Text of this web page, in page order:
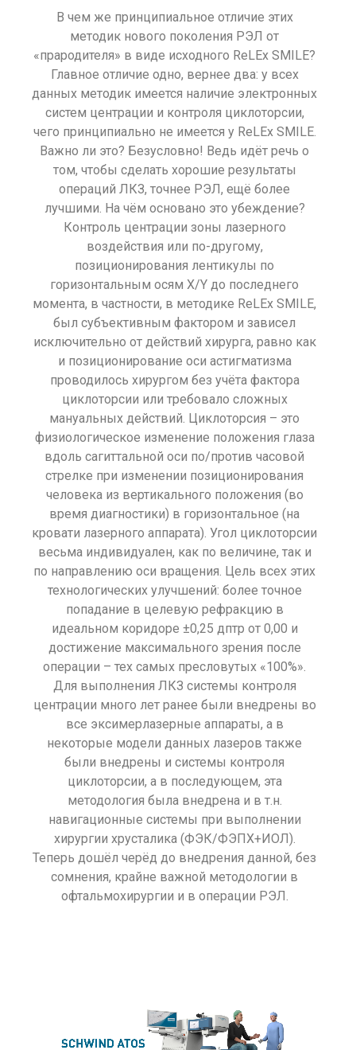
В чем же принципиальное отличие этих
методик нового поколения РЭЛ от
«прародителя» в виде исходного ReLEx SMILE?
Главное отличие одно, вернее два: у всех
данных методик имеется наличие электронных
систем центрации и контроля циклоторсии,
чего принципиально не имеется у ReLEx SMILE.
Важно ли это? Безусловно! Ведь идёт речь о
том, чтобы сделать хорошие результаты
операций ЛКЗ, точнее РЭЛ, ещё более
лучшими. На чём основано это убеждение?
Контроль центрации зоны лазерного
воздействия или по-другому,
позиционирования лентикулы по
горизонтальным осям X/Y до последнего
момента, в частности, в методике ReLEx SMILE,
был субъективным фактором и зависел
исключительно от действий хирурга, равно как
и позиционирование оси астигматизма
проводилось хирургом без учёта фактора
циклоторсии или требовало сложных
мануальных действий. Циклоторсия – это
физиологическое изменение положения глаза
вдоль сагиттальной оси по/против часовой
стрелке при изменении позиционирования
человека из вертикального положения (во
время диагностики) в горизонтальное (на
кровати лазерного аппарата). Угол циклоторсии
весьма индивидуален, как по величине, так и
по направлению оси вращения. Цель всех этих
технологических улучшений: более точное
попадание в целевую рефракцию в
идеальном коридоре ±0,25 дптр от 0,00 и
достижение максимального зрения после
операции – тех самых пресловутых «100%».
Для выполнения ЛКЗ системы контроля
центрации много лет ранее были внедрены во
все эксимерлазерные аппараты, а в
некоторые модели данных лазеров также
были внедрены и системы контроля
циклоторсии, а в последующем, эта
методология была внедрена и в т.н.
навигационные системы при выполнении
хирургии хрусталика (ФЭК/ФЭПХ+ИОЛ).
Теперь дошёл черёд до внедрения данной, без
сомнения, крайне важной методологии в
офтальмохирургии и в операции РЭЛ.